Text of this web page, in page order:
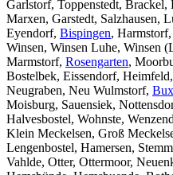
Garlstorf, Toppenstedt, Brackel,
Marxen, Garstedt, Salzhausen,
Eyendorf, Bispingen,
Winsen, Winsen Luhe, Winsen
Marmstorf, Rosengarten,
Bostelbek, Eissendorf,
Neugraben, Neu Wulmstorf,
Moisburg, Sauensiek,
Halvesbostel, Wohnste,
Klein Meckelsen, Groß
Lengenbostel, Hamersen,
Vahlde, Otter, Ottermoor,